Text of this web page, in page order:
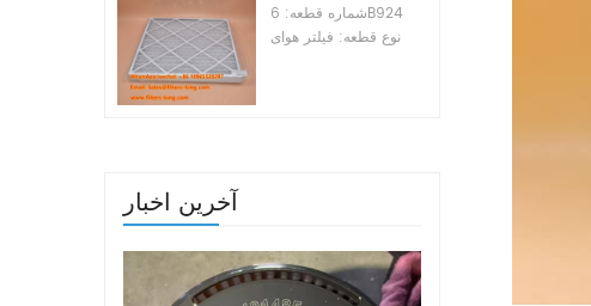
شماره قطعه: 6B924
نوع قطعه: فیلتر هوای
آخرین اخبار